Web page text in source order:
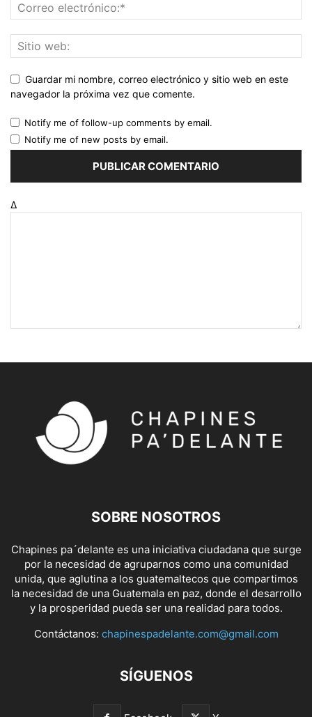
Guardar mi nombre, correo electrónico y sitio web en este
navegador la próxima vez que comente.
Notify me of follow-up comments by email.
Notify me of new posts by email.
Δ
SOBRE NOSOTROS
Chapines pa´delante es una iniciativa ciudadana que surge
por la necesidad de agruparnos como una comunidad
unida, que aglutina a los guatemaltecos que compartimos
la necesidad de una Guatemala en paz, donde el desarrollo
y la prosperidad pueda ser una realidad para todos.
Contáctanos: chapinespadelante.com@gmail.com
SÍGUENOS